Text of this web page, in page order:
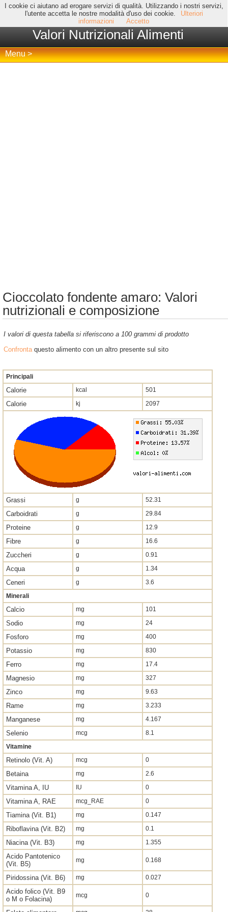
I cookie ci aiutano ad erogare servizi di qualità. Utilizzando i nostri servizi,
l'utente accetta le nostre modalità d'uso dei cookie.
Ulteriori
informazioni
Accetto
Valori Nutrizionali Alimenti
Menu >
Cioccolato fondente amaro: Valori
nutrizionali e composizione
I valori di questa tabella si riferiscono a 100 grammi di prodotto
Confrontaquesto alimento con un altro presente sul sito
Principali
Calorie kcal 501
Calorie kj 2097
Grassi g 52.31
Carboidrati g 29.84
Proteine g 12.9
Fibre g 16.6
Zuccheri g 0.91
Acqua g 1.34
Ceneri g
3.6
Minerali
Calcio mg 101
Sodio mg 24
Fosforo mg 400
Potassio mg 830
Ferro mg 17.4
Magnesio mg 327
Zinco mg 9.63
Rame mg 3.233
Manganese mg 4.167
Selenio mcg
8.1
Vitamine
Retinolo (Vit. A) mcg 0
Betaina mg 2.6
Vitamina A, IU IU 0
Vitamina A, RAE mcg_RAE 0
Tiamina (Vit. B1) mg 0.147
Riboflavina (Vit. B2) mg 0.1
Niacina (Vit. B3) mg 1.355
Acido Pantotenico
(Vit. B5)
mg 0.168
Piridossina (Vit. B6) mg 0.027
Acido folico (Vit. B9
o M o Folacina)
mcg 0